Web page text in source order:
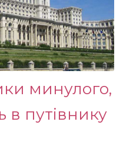
минулого,
в путівнику